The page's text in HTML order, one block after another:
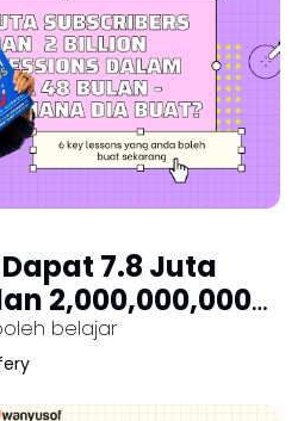
7.8 Juta
2,000,000,000
Dalam
- Macam Mana
belajar